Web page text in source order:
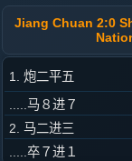
Jiang Chuan 2:0
1. 炮二平五
.....马８进７
2. 马二进三
.....卒７进１